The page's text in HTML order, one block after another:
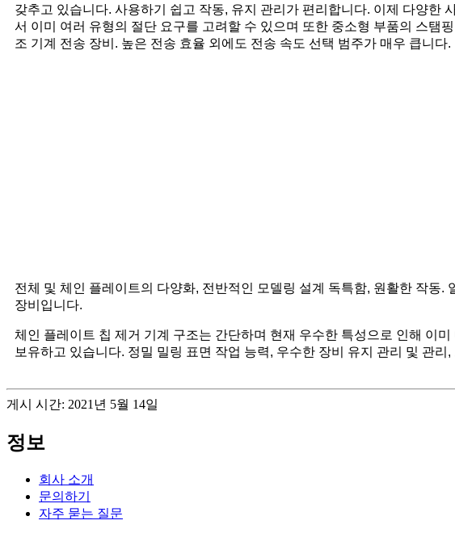
갖추고 있습니다. 사용하기 쉽고 작동, 유지 관리가 편리합니다. 이제 다양한
서 이미 여러 유형의 절단 요구를 고려할 수 있으며 또한 중소형 부품의 스탬
조 기계 전송 장비. 높은 전송 효율 외에도 전송 속도 선택 범주가 매우 큽니다.
전체 및 체인 플레이트의 다양화, 전반적인 모델링 설계 독특함, 원활한 작동
장비입니다.
체인 플레이트 칩 제거 기계 구조는 간단하며 현재 우수한 특성으로 인해 이
보유하고 있습니다. 정밀 밀링 표면 작업 능력, 우수한 장비 유지 관리 및 관
게시 시간: 2021년 5월 14일
정보
회사 소개
문의하기
자주 묻는 질문